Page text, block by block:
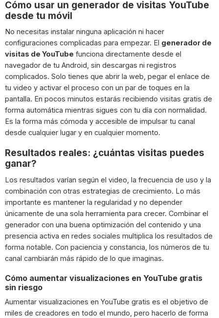
Cómo usar un generador de visitas YouTube
desde tu móvil
No necesitas instalar ninguna aplicación ni hacer
configuraciones complicadas para empezar. El generador de
visitas de YouTube funciona directamente desde el
navegador de tu Android, sin descargas ni registros
complicados. Solo tienes que abrir la web, pegar el enlace de
tu video y activar el proceso con un par de toques en la
pantalla. En pocos minutos estarás recibiendo visitas gratis de
forma automática mientras sigues con tu día con normalidad.
Es la forma más cómoda y accesible de impulsar tu canal
desde cualquier lugar y en cualquier momento.
Resultados reales: ¿cuántas visitas puedes
ganar?
Los resultados varían según el video, la frecuencia de uso y la
combinación con otras estrategias de crecimiento. Lo más
importante es mantener la regularidad y no depender
únicamente de una sola herramienta para crecer. Combinar el
generador con una buena optimización del contenido y una
presencia activa en redes sociales multiplica los resultados de
forma notable. Con paciencia y constancia, los números de tu
canal cambiarán más rápido de lo que imaginas.
Cómo aumentar visualizaciones en YouTube gratis
sin riesgo
Aumentar visualizaciones en YouTube gratis es el objetivo de
miles de creadores en todo el mundo, pero hacerlo de forma